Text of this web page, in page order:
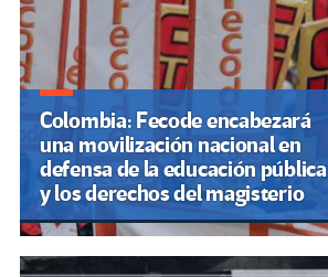
Colombia: Fecode encabezará
una movilización nacional en
defensa de la educación pública
y los derechos del magisterio